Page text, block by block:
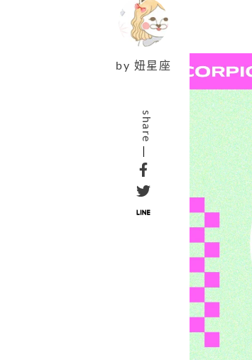
by 妞星座
share